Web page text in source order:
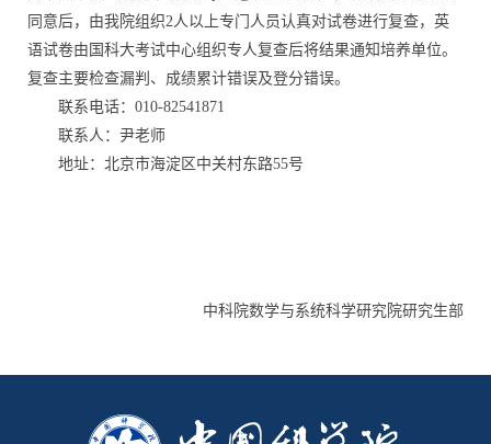
同意后，由我院组织2人以上专门人员认真对试卷进行复查，英
语试卷由国科大考试中心组织专人复查后将结果通知培养单位。
复查主要检查漏判、成绩累计错误及登分错误。
联系电话：010-82541871
联系人：尹老师
地址：北京市海淀区中关村东路55号
中科院数学与系统科学研究院研究生部